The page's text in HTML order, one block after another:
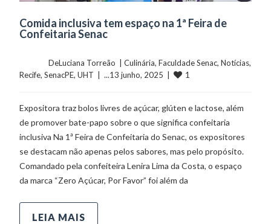
Comida inclusiva tem espaço na 1ª Feira de
Confeitaria Senac
	    	DeLuciana Torreão  |
Culinária, Faculdade Senac, Notícias
Recife, SenacPE, UHT
  |  ...13 junho, 2025  |
1
Expositora traz bolos livres de açúcar, glúten e lactose, além
de promover bate-papo sobre o que significa confeitaria
inclusiva Na 1ª Feira de Confeitaria do Senac, os expositores
se destacam não apenas pelos sabores, mas pelo propósito.
Comandado pela confeiteira Lenira Lima da Costa, o espaço
da marca “Zero Açúcar, Por Favor” foi além da
LEIA MAIS